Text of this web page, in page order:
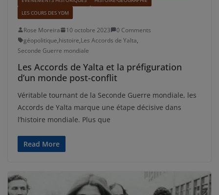
LES COURS DES YDM
Rose Moreira 10 octobre 2023
0 Comments
géopolitique,histoire,Les Accords de Yalta,
Seconde Guerre mondiale
Les Accords de Yalta et la préfiguration
d’un monde post-conflit
Véritable tournant de la Seconde Guerre mondiale, les
Accords de Yalta marque une étape décisive dans
l’histoire mondiale. Plus que
Read More